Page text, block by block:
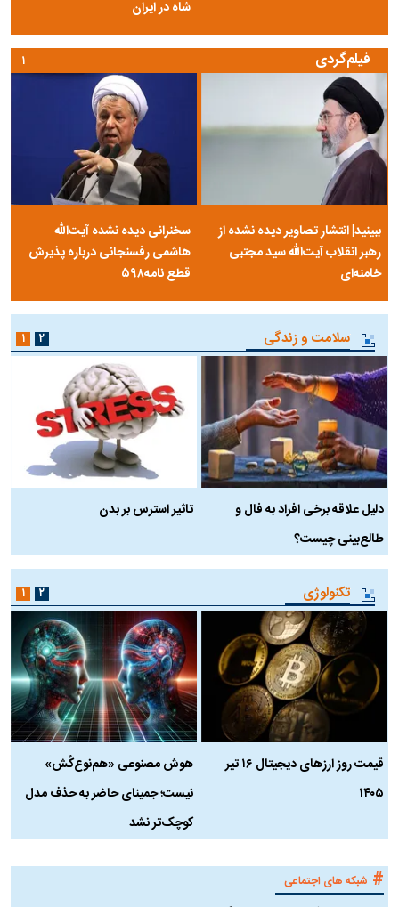
شاه در ایران
فیلم‌گردی
ببینید| انتشار تصاویر دیده نشده از
رهبر انقلاب آیت‌الله سید مجتبی
خامنه‌ای
سخنرانی دیده نشده آیت‌الله
هاشمی رفسنجانی درباره پذیرش
قطع نامه۵۹۸
۱
سلامت و زندگی
دلیل علاقه برخی افراد به فال و
طالع‌بینی چیست؟
تاثیر استرس بر بدن
۱ ۲
تکنولوژی
قیمت روز ارز‌های دیجیتال ۱۶ تیر
۱۴۰۵
هوش مصنوعی «هم‌نوع‌کُش»
نیست؛ جمینای حاضر به حذف مدل
کوچک‌تر نشد
۱ ۲
# شبکه های اجتماعی